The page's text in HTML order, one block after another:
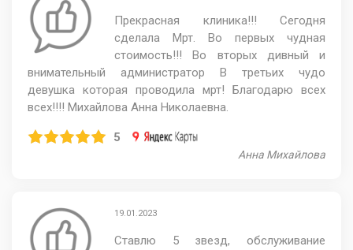
Прекрасная клиника!!! Сегодня
сделала Мрт. Во первых чудная
стоимость!!! Во вторых дивный и
внимательный администратор В третьих чудо
девушка которая проводила мрт! Благодарю всех
всех!!!! Михайлова Анна Николаевна.
5
Анна Михайлова
19.01.2023
Ставлю 5 звезд, обслуживание